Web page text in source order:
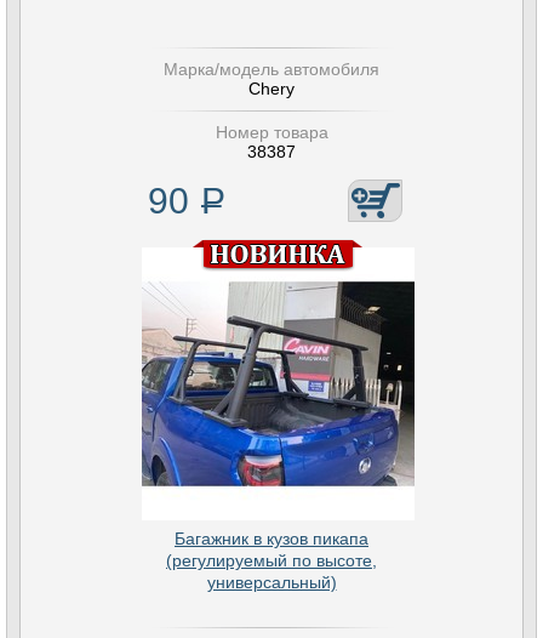
Марка/модель автомобиля
Chery
Номер товара
38387
90 Р
Багажник в кузов пикапа
(регулируемый по высоте,
универсальный)